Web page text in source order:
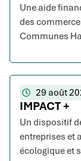
Une aide
des
Communes
29 août
IMPACT +
Un dispositif
entreprises et
écologique et